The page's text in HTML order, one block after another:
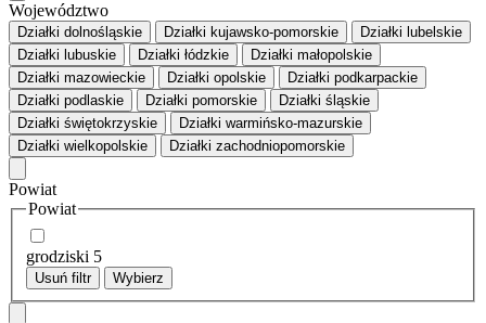
Województwo
Działki dolnośląskie Działki kujawsko-pomorskie
Działki lubelskie
Działki lubuskie
Działki łódzkie
Działki małopolskie
Działki mazowieckie
Działki opolskie
Działki podkarpackie
Działki podlaskie
Działki pomorskie
Działki śląskie
Działki świętokrzyskie
Działki warmińsko-mazurskie
Działki wielkopolskie
Działki zachodniopomorskie
Powiat
Powiat
grodziski 5
Usuń filtr Wybierz